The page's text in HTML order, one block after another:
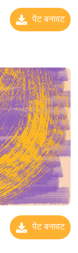
पेंट बनावट
पेंट बनावट